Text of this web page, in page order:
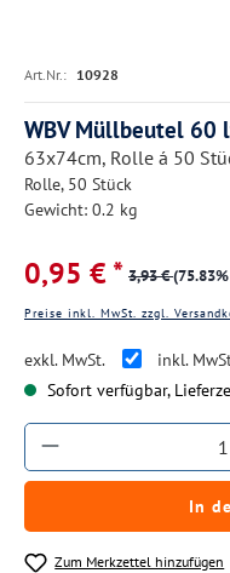
Art.Nr.: 10928
WBV Müllbeutel 60
63x74cm, Rolle á 50
Rolle, 50 Stück
Gewicht: 0.2 kg
0,95 € * 3,93 €
Preise inkl. MwSt. zzgl.
exkl. MwSt.
inkl.
Sofort verfügbar,
Produkt Anzahl:
In
Zum Merkzettel hinzufügen